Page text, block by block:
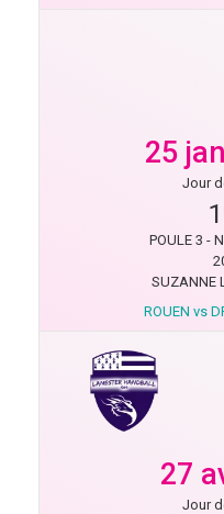
25
Jour
POULE 3 -
SUZANNE
ROUEN vs
27
Jour